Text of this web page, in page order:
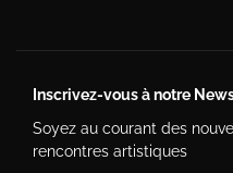
Inscrivez-vous à notre
Soyez au courant des
rencontres artistiques